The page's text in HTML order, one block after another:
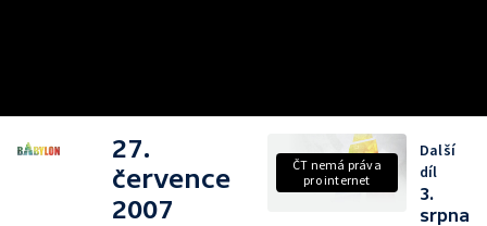
27.
července
2007
ČT nemá práva
pro internet
Další
díl
3.
srpna